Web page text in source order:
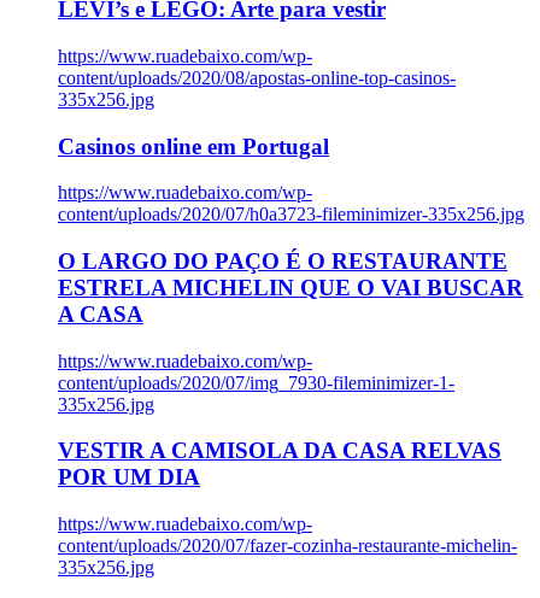
LEVI’s e LEGO: Arte para vestir
https://www.ruadebaixo.com/wp-
content/uploads/2020/08/apostas-online-top-casinos-
335x256.jpg
Casinos online em Portugal
https://www.ruadebaixo.com/wp-
content/uploads/2020/07/h0a3723-fileminimizer-335x256.jpg
O LARGO DO PAÇO É O RESTAURANTE
ESTRELA MICHELIN QUE O VAI BUSCAR
A CASA
https://www.ruadebaixo.com/wp-
content/uploads/2020/07/img_7930-fileminimizer-1-
335x256.jpg
VESTIR A CAMISOLA DA CASA RELVAS
POR UM DIA
https://www.ruadebaixo.com/wp-
content/uploads/2020/07/fazer-cozinha-restaurante-michelin-
335x256.jpg